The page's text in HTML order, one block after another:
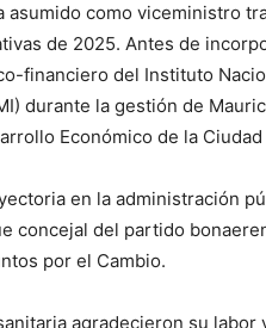
asumido como viceministro
de 2025. Antes de
financiero del Instituto
durante la gestión de
Económico de la
en la administración
concejal del partido
por el Cambio.
agradecieron su